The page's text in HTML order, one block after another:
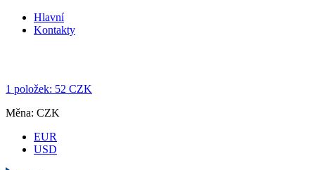
Hlavní
Kontakty
1 položek: 52 CZK
Měna: CZK
EUR
USD